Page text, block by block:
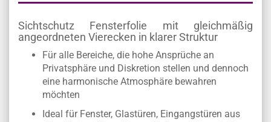
Sichtschutz Fensterfolie mit gleichmäßig
angeordneten Vierecken in klarer Struktur
Für alle Bereiche, die hohe Ansprüche an
Privatsphäre und Diskretion stellen und dennoch
eine harmonische Atmosphäre bewahren
möchten
Ideal für Fenster, Glastüren, Eingangstüren aus